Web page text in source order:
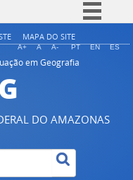
Simplifique!
Comunica BR
Acesso à informação
Legislação
Canais
MAPA DO SITE
A+ A A- PT EN ES
em Geografia
DO AMAZONAS